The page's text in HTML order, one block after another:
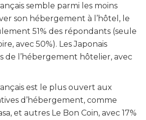
semble parmi les moins
son hébergement à l’hôtel, le
51% des répondants (seule
avec 50%). Les Japonais
de l’hébergement hôtelier, avec
est le plus ouvert aux
d’hébergement, comme
et autres Le Bon Coin, avec 17%